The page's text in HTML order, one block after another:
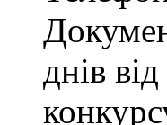
днів